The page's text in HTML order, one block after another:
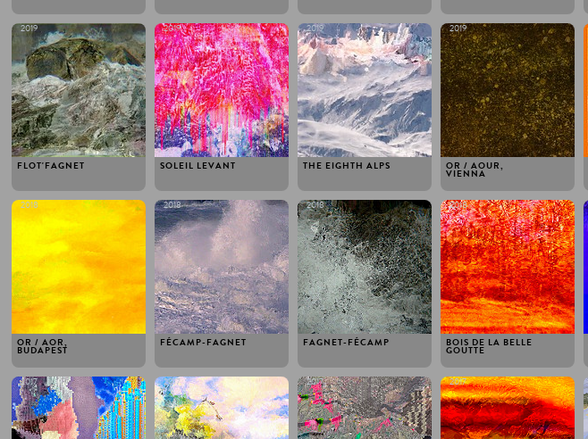
FLOT'FAGNET
2019
SOLEIL LEVANT
2019
THE EIGHTH ALPS
2019
OR / AOUR,
VIENNA
2019
OR / AOR,
BUDAPEST
2018
FÉCAMP-FAGNET
2018
FAGNET-FÉCAMP
2018
BOIS DE LA BELLE
GOUTTE
2018
2017 2017 2017 2017